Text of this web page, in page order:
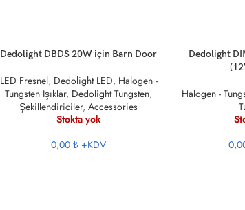
DEVAMINI OKU
Dedolight DBDS 20W için Barn Door
LED Fresnel, Dedolight LED, Halogen -
Tungsten Işıklar, Dedolight Tungsten,
Şekillendiriciler, Accessories
Stokta yok
0,00 ₺ +KDV
DEVAMINI OKU
Dedolight
Halogen -